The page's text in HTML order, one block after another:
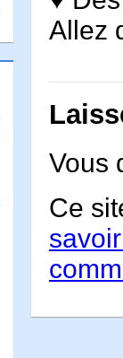
Allez
Vous
Ce